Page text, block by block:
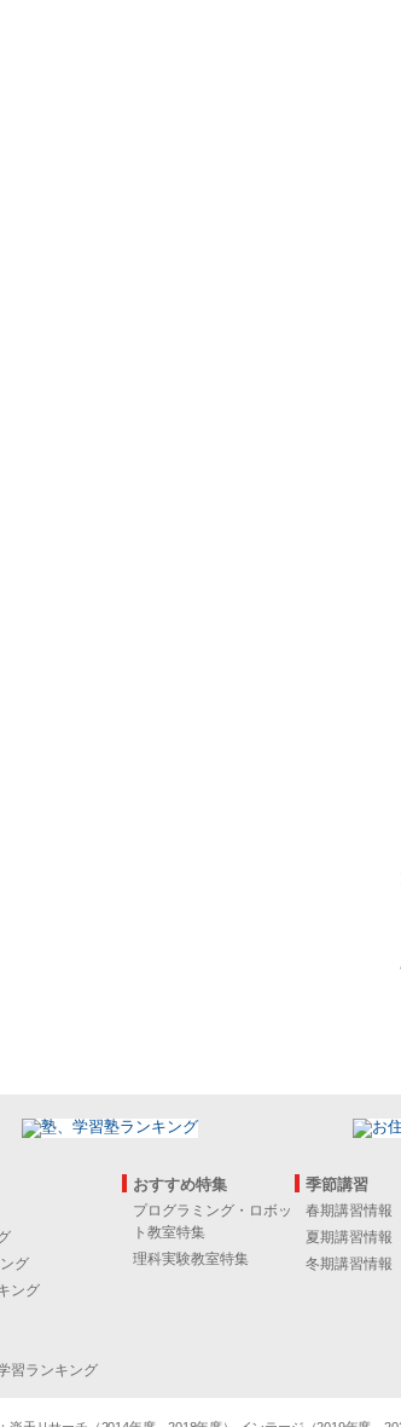
グ
ング
習ランキング
おすすめ特集
プログラミング・ロボッ
ト教室特集
理科実験教室特集
季節講習
春期講習情報
夏期講習情報
冬期講習情報